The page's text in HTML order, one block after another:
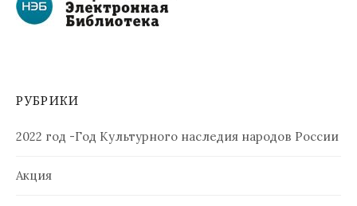
РУБРИКИ
2022 год -Год Культурного наследия народов России
Акция